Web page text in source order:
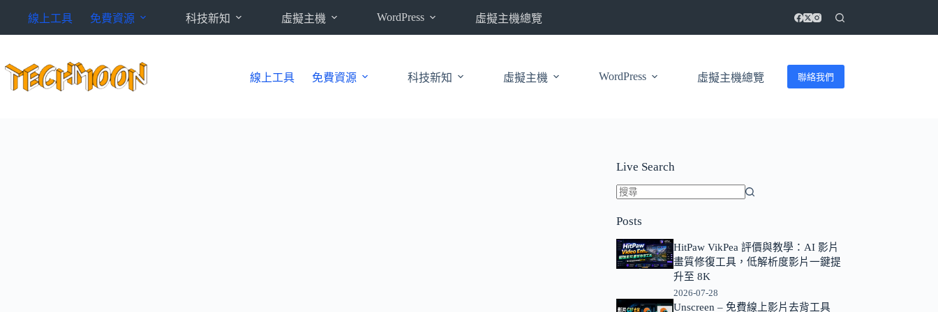
內
線上工具 免費資源 科技新知 虛擬主機 WordPress 虛擬主機總覽
線上工具 免費資源 科技新知 虛擬主機 WordPress 虛擬主機總覽 聯絡我們
Live Search
不
到
符
件
Posts
HitPaw VikPea 評價與教學：AI 影片
畫質修復工具，低解析度影片一鍵提
升至 8K
2026-07-28
Unscreen – 免費線上影片去背工具